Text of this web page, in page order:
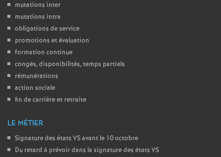
mutations inter
mutations intra
obligations de service
promotions et évaluation
formation continue
congés, disponibilités, temps partiels
rémunérations
action sociale
fin de carrière et retraite
LE MÉTIER
Signature des états VSavant le 10 octobre
Du retard à prévoir dans la signature des états VS